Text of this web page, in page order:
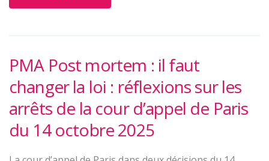
PMA Post mortem : il faut
changer la loi : réflexions sur les
arrêts de la cour d’appel de Paris
du 14 octobre 2025